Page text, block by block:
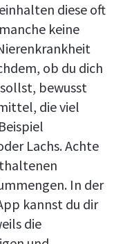
diese oft
keine
ob du dich
bewusst
die viel
Lachs. Achte
In der
kannst du dir
die